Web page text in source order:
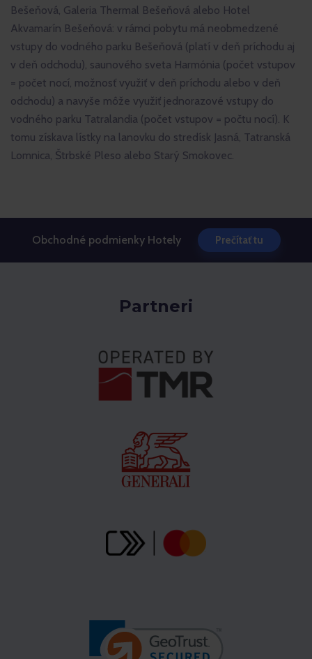
Bešeňová, Galeria Thermal Bešeňová alebo Hotel
Akvamarín Bešeňová: v rámci pobytu má neobmedzené
vstupy do vodného parku Bešeňová (platí v deň príchodu aj
v deň odchodu), saunového sveta Harmónia (počet vstupov
= počet nocí, možnosť využiť v deň príchodu alebo v deň
odchodu) a navyše môže využiť jednorazové vstupy do
vodného parku Tatralandia (počet vstupov = počtu nocí). K
tomu získava lístky na lanovku do stredísk Jasná, Tatranská
Lomnica, Štrbské Pleso alebo Starý Smokovec.
Obchodné podmienky Hotely Prečítať tu
Partneri